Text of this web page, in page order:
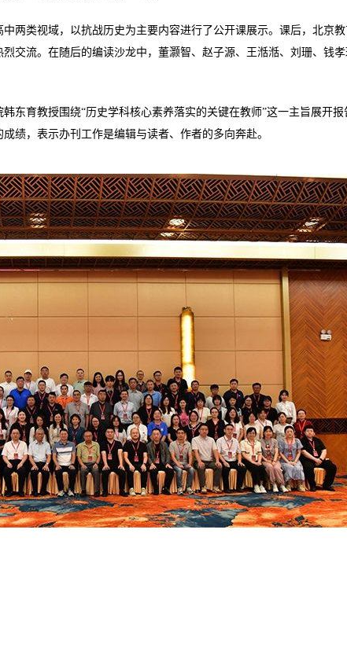
两类视域，以抗战历史为主要内容进行了公开课展示。课后，北京
交流。在随后的编读沙龙中，董灏智、赵子源、王湉湉、刘珊、钱
东育教授围绕“历史学科核心素养落实的关键在教师”这一主旨展开
绩，表示办刊工作是编辑与读者、作者的多向奔赴。